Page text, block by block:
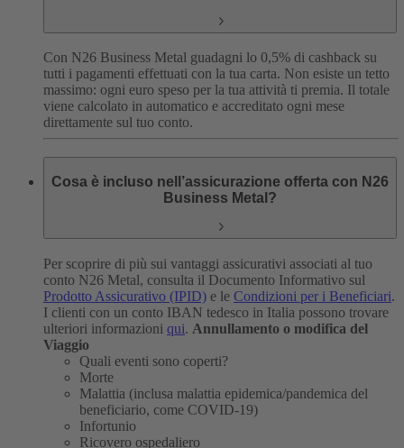
Con N26 Business Metal guadagni lo 0,5% di cashback su
tutti i pagamenti effettuati con la tua carta. Non esiste un tetto
massimo: ogni euro speso per la tua attività ti premia. Il totale
viene calcolato in automatico e accreditato ogni mese
direttamente sul tuo conto.
Cosa è incluso nell’assicurazione offerta con N26
Business Metal?
Per scoprire di più sui vantaggi assicurativi associati al tuo
conto N26 Metal, consulta il Documento Informativo sul
Prodotto Assicurativo (IPID) e le Condizioni per i Beneficiari.
I clienti con un conto IBAN tedesco in Italia possono trovare
ulteriori informazioni qui. Annullamento o modifica del
Viaggio
Quali eventi sono coperti?
Morte
Malattia (inclusa malattia epidemica/pandemica del
beneficiario, come COVID-19)
Infortunio
Ricovero ospedaliero